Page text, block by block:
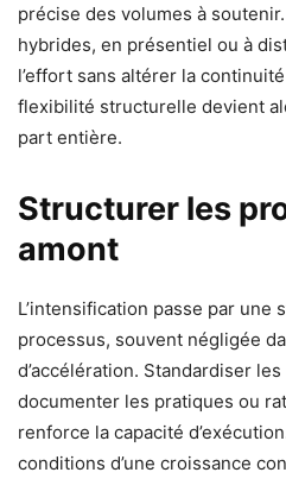
précise des volumes à
hybrides, en présentiel ou à
l’effort sans altérer la
flexibilité structurelle devient
part entière.
Structurer les
amont
L’intensification passe par une
processus, souvent négligée
d’accélération. Standardiser
documenter les pratiques ou
renforce la capacité
conditions d’une croissance